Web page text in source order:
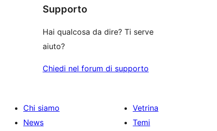
stelle
a
Supporto
Hai qualcosa da dire? Ti serve
aiuto?
Chiedi nel forum di supporto
Chi siamo
News
Vetrina
Temi